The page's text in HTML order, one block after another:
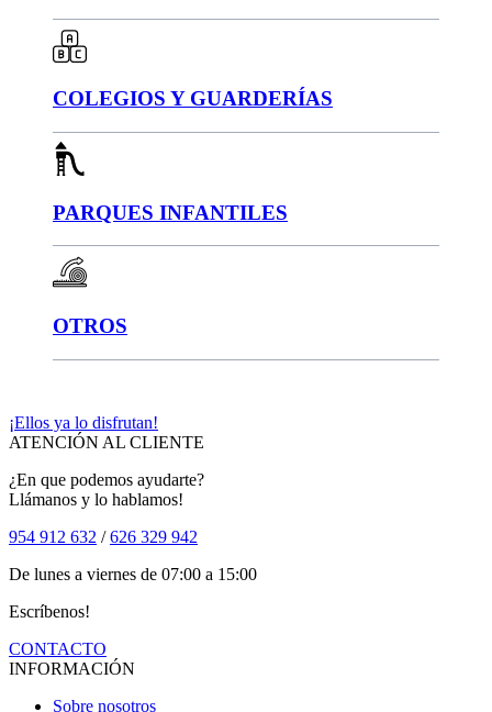
COLEGIOS Y GUARDERÍAS
PARQUES INFANTILES
OTROS
¡Ellos ya lo disfrutan!
ATENCIÓN AL CLIENTE
¿En que podemos ayudarte?
Llámanos y lo hablamos!
954 912 632 /626 329 942
De lunes a viernes de 07:00 a 15:00
Escríbenos!
CONTACTO
INFORMACIÓN
Sobre nosotros